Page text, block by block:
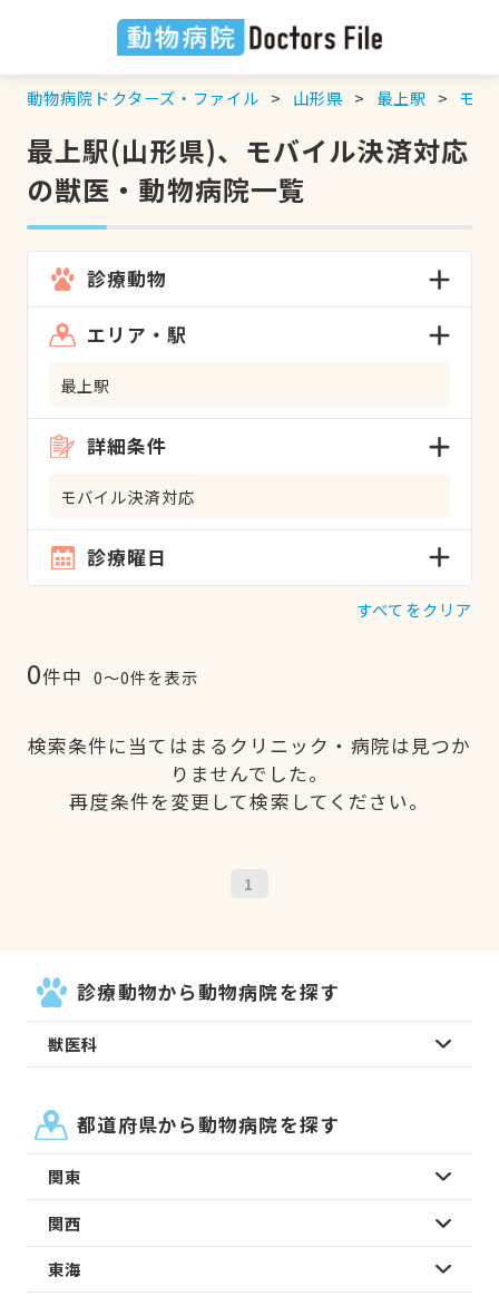
動物病院ドクターズ・ファイル 山形県 最上駅 モバ
最上駅(山形県)、モバイル決済対応
の獣医・動物病院一覧
診療動物
エリア・駅
最上駅
詳細条件
モバイル決済対応
診療曜日
すべてをクリア
0件中 0〜0件を表示
検索条件に当てはまるクリニック・病院は見つか
りませんでした。
再度条件を変更して検索してください。
1
診療動物から動物病院を探す
獣医科
都道府県から動物病院を探す
関東
関西
東海